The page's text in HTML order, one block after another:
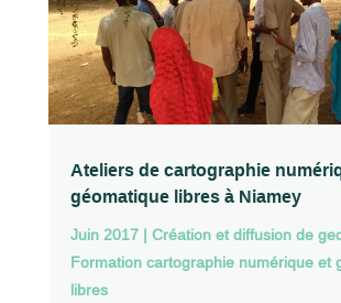
Ateliers de cartographie
géomatique libres à Niamey
Juin 2017| Création et diffusion de
Formation cartographie numérique et
libres